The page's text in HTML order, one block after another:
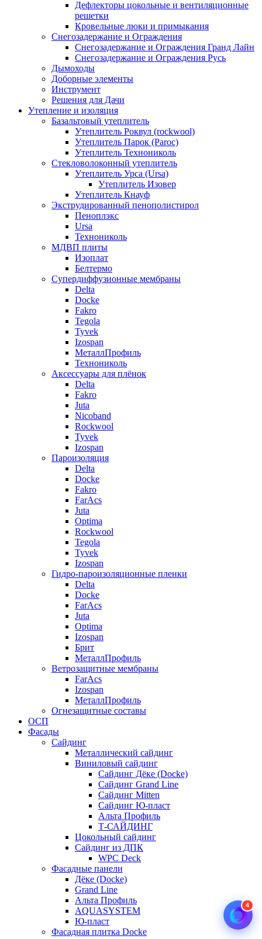
Дефлекторы цокольные и вентиляционные
решетки
Кровельные люки и примыкания
Снегозадержание и Ограждения
Снегозадержание и Ограждения Гранд Лайн
Снегозадержание и Ограждения Русь
Дымоходы
Доборные элементы
Инструмент
Решения для Дачи
Утепление и изоляция
Базальтовый утеплитель
Утеплитель Роквул (rockwool)
Утеплитель Парок (Paroc)
Утеплитель Технониколь
Стекловолоконный утеплитель
Утеплитель Урса (Ursa)
Утеплитель Изовер
Утеплитель Кнауф
Экструдированный пенополистирол
Пеноплэкс
Ursa
Технониколь
МДВП плиты
Изоплат
Белтермо
Супердиффузионные мембраны
Delta
Docke
Fakro
Tegola
Tyvek
Izospan
МеталлПрофиль
Технониколь
Аксессуары для плёнок
Delta
Fakro
Juta
Nicoband
Rockwool
Tyvek
Izospan
Пароизоляция
Delta
Docke
Fakro
FarAcs
Juta
Optima
Rockwool
Tegola
Tyvek
Izospan
Гидро-пароизоляционные пленки
Delta
Docke
FarAcs
Juta
Optima
Izospan
Брит
МеталлПрофиль
Ветрозащитные мембраны
FarAcs
Izospan
МеталлПрофиль
Огнезащитные составы
ОСП
Фасады
Сайдинг
Металлический сайдинг
Виниловый сайдинг
Сайдинг Дёке (Docke)
Сайдинг Grand Line
Сайдинг Mitten
Сайдинг Ю-пласт
Альта Профиль
Т-САЙДИНГ
Цокольный сайдинг
Сайдинг из ДПК
WPC Deck
Фасадные панели
Дёке (Docke)
Grand Line
Альта Профиль
AQUASYSTEM
Ю-пласт
Фасадная плитка Docke
4